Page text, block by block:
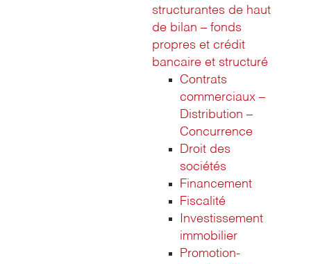
structurantes de haut
de bilan – fonds
propres et crédit
bancaire et structuré
Contrats
commerciaux –
Distribution –
Concurrence
Droit des
sociétés
Financement
Fiscalité
Investissement
immobilier
Promotion-